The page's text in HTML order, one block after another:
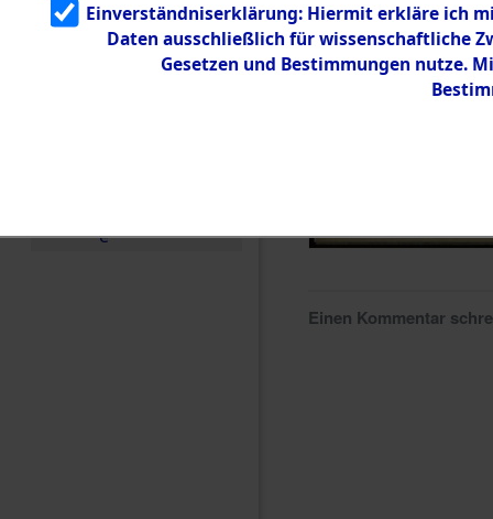
g
5.3.3
Todesmärsch
e
Einen Kommentar
Einverständniserklärung: Hiermit erkläre ich
Daten ausschließlich für wissenschaftliche
Gesetzen und Bestimmungen nutze.